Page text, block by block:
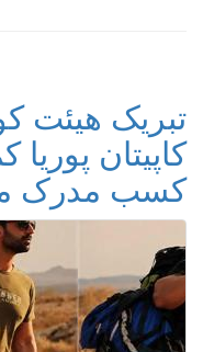
تبریک هیئت
کاپیتان
کسب مدرک